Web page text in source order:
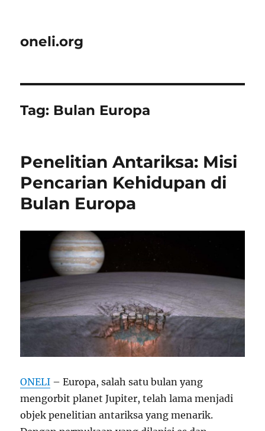
oneli.org
Tag: Bulan Europa
Penelitian Antariksa: Misi
Pencarian Kehidupan di
Bulan Europa
ONELI – Europa, salah satu bulan yang
mengorbit planet Jupiter, telah lama menjadi
objek penelitian antariksa yang menarik.